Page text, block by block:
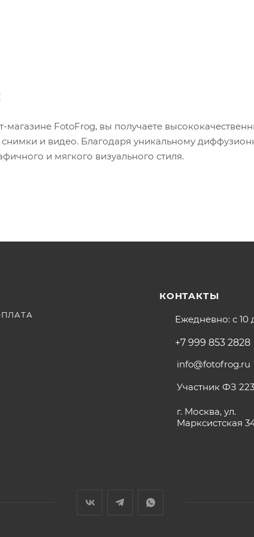
магазине FotoFrog, вы получаете
и видео. Благодаря уникальному
и мягкого визуального стиля.
КОНТАКТЫ
Ежедневно: с 10
+7 999 853 2828
info@fotofrog.ru
Участник ФЗ
г. Москва, ул.
Марксистская